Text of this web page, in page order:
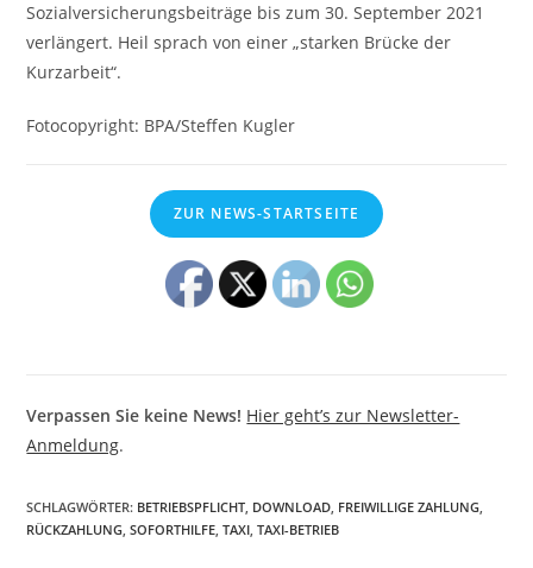
Sozialversicherungsbeiträge bis zum 30. September 2021
verlängert. Heil sprach von einer „starken Brücke der
Kurzarbeit“.
Fotocopyright: BPA/Steffen Kugler
ZUR NEWS-STARTSEITE
Verpassen Sie keine News! Hier geht’s zur Newsletter-
Anmeldung.
SCHLAGWÖRTER: BETRIEBSPFLICHT, DOWNLOAD, FREIWILLIGE ZAHLUNG,
RÜCKZAHLUNG, SOFORTHILFE, TAXI, TAXI-BETRIEB